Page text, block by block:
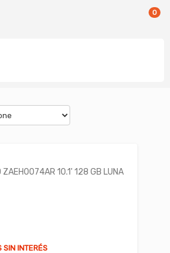
0
ZAEH0074AR 10.1' 128 GB LUNA
SIN INTERÉS